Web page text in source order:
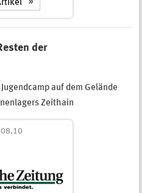
der
auf dem Gelände
Zeithain